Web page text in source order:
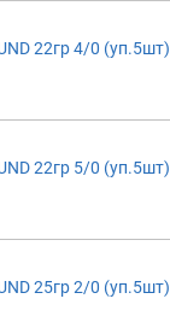
22гр 4/0 (уп.5шт)
22гр 5/0 (уп.5шт)
25гр 2/0 (уп.5шт)